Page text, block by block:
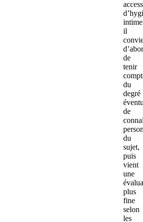
il
de
tenir
du
degré
de
du
sujet,
puis
vient
une
plus
fine
selon
les